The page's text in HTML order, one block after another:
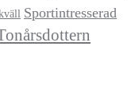
Sportintresserad